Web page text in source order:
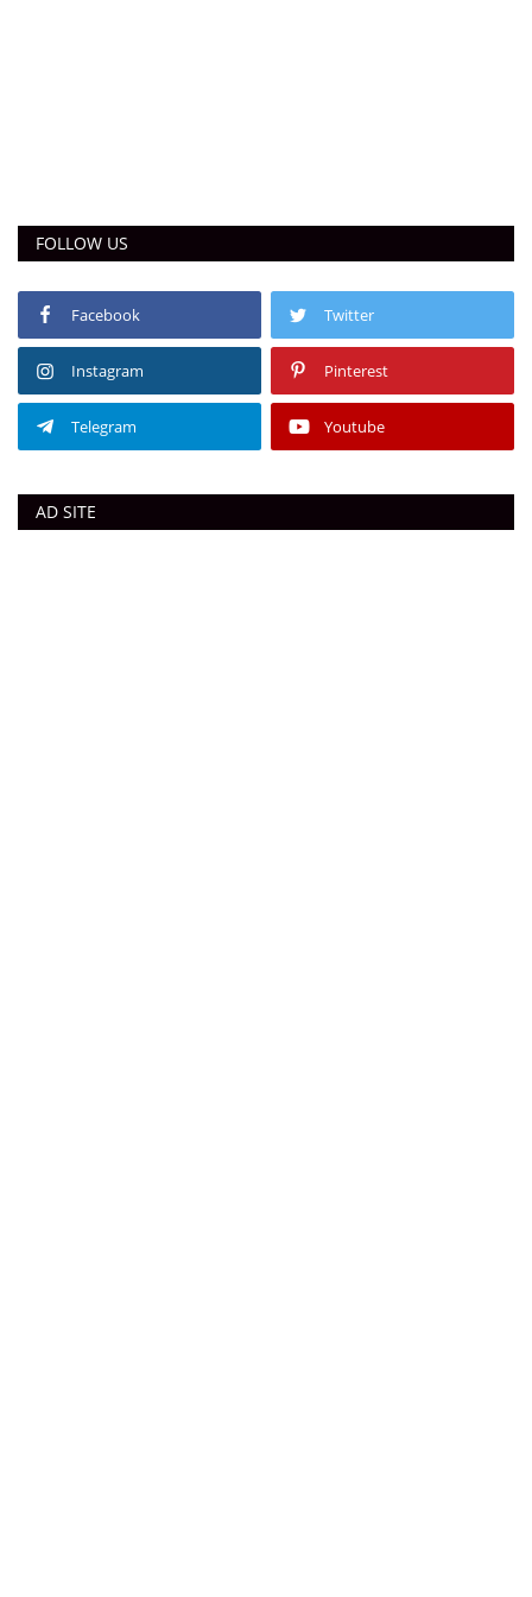
FOLLOW US
Facebook Twitter
Instagram Pinterest
Telegram Youtube
AD SITE